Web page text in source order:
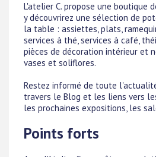
L'atelier C. propose une boutique
y découvrirez une sélection de
la table : assiettes, plats,
services à thé, services à café,
pièces de décoration intérieur et
vases et soliflores.
Restez informé de toute
travers le Blog et les liens vers
les prochaines expositions, les
Points forts